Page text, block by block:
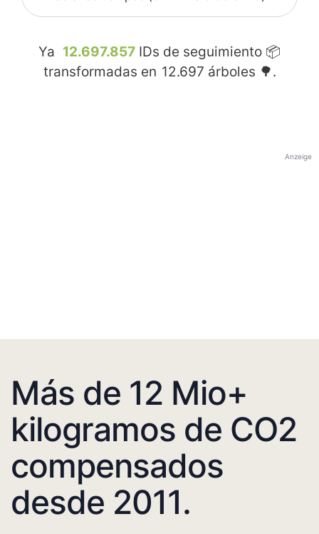
Ya 12.697.857 IDs de seguimiento 📦
transformadas en 12.697 árboles 🌳.
Anzeige
Más de 12 Mio+
kilogramos de CO2
compensados
desde 2011.